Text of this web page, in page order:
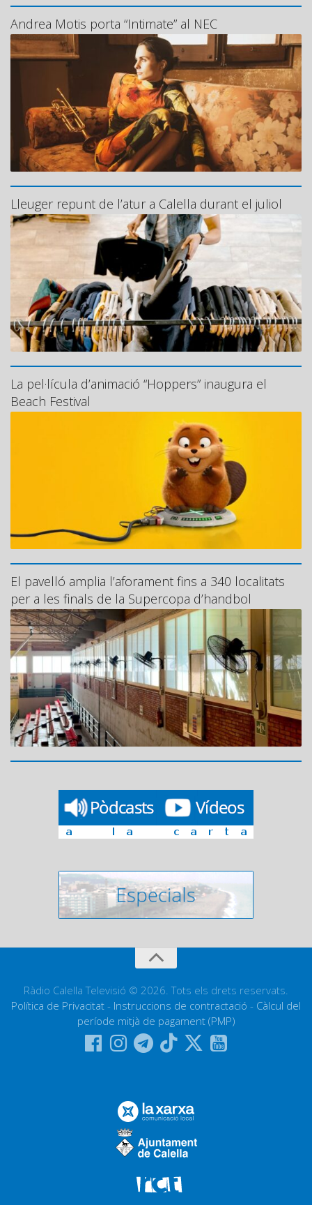
Andrea Motis porta “Intimate” al NEC
Lleuger repunt de l’atur a Calella durant el juliol
La pel·lícula d’animació “Hoppers” inaugura el
Beach Festival
El pavelló amplia l’aforament fins a 340 localitats
per a les finals de la Supercopa d’handbol
Ràdio Calella Televisió © 2026. Tots els drets reservats.
Política de Privacitat - Instruccions de contractació - Càlcul del
període mitjà de pagament (PMP)